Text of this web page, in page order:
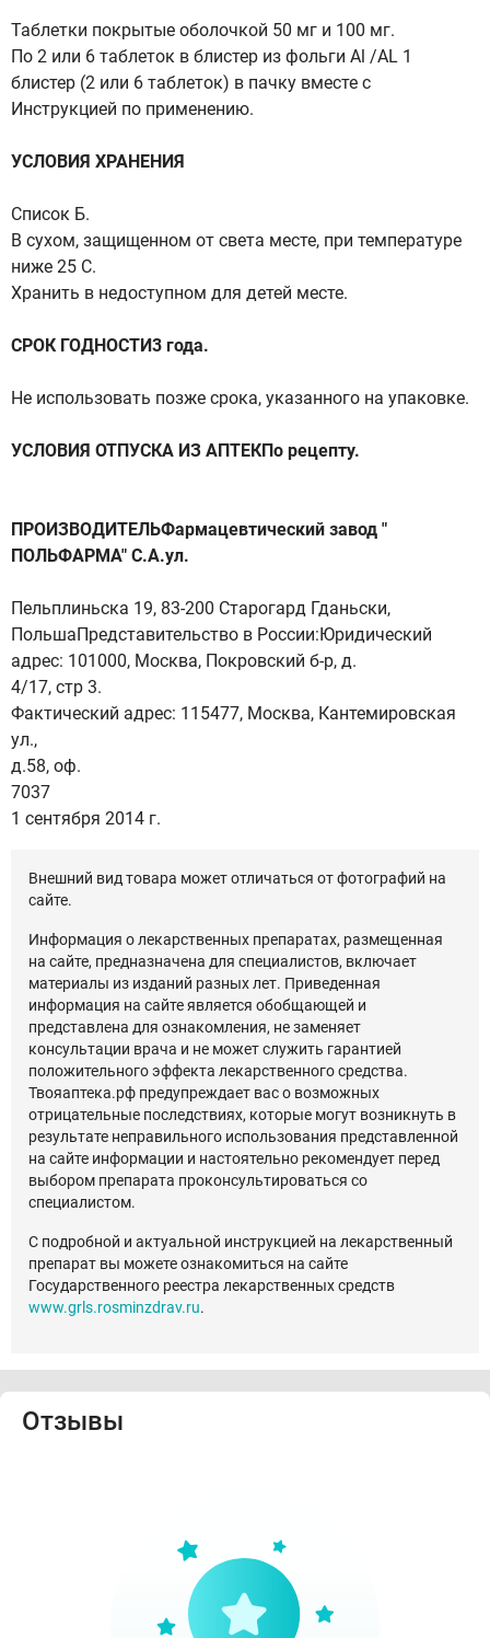
Таблетки покрытые оболочкой 50 мг и 100 мг.
По 2 или 6 таблеток в блистер из фольги Al /AL 1
блистер (2 или 6 таблеток) в пачку вместе с
Инструкцией по применению.
УСЛОВИЯ ХРАНЕНИЯ
Список Б.
В сухом, защищенном от света месте, при температуре
ниже 25 С.
Хранить в недоступном для детей месте.
СРОК ГОДНОСТИ3 года.
Не использовать позже срока, указанного на упаковке.
УСЛОВИЯ ОТПУСКА ИЗ АПТЕКПо рецепту.
ПРОИЗВОДИТЕЛЬФармацевтический завод "
ПОЛЬФАРМА" С.А.ул.
Пельплиньска 19, 83-200 Старогард Гданьски,
ПольшаПредставительство в России:Юридический
адрес: 101000, Москва, Покровский б-р, д.
4/17, стр 3.
Фактический адрес: 115477, Москва, Кантемировская
ул.,
д.58, оф.
7037
1 сентября 2014 г.
Внешний вид товара может отличаться от фотографий на
сайте.
Информация о лекарственных препаратах, размещенная
на сайте, предназначена для специалистов, включает
материалы из изданий разных лет. Приведенная
информация на сайте является обобщающей и
представлена для ознакомления, не заменяет
консультации врача и не может служить гарантией
положительного эффекта лекарственного средства.
Твояаптека.рф предупреждает вас о возможных
отрицательные последствиях, которые могут возникнуть в
результате неправильного использования представленной
на сайте информации и настоятельно рекомендует перед
выбором препарата проконсультироваться со
специалистом.
С подробной и актуальной инструкцией на лекарственный
препарат вы можете ознакомиться на сайте
Государственного реестра лекарственных средств
www.grls.rosminzdrav.ru.
Отзывы